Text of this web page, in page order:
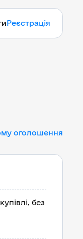
Реєстрація
оголошення
без